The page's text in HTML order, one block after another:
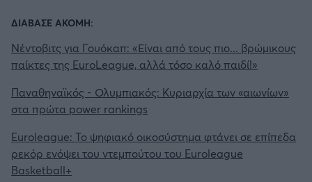
ΔΙΑΒΑΣΕ ΑΚΟΜΗ:
Νέντοβιτς για Γουόκαπ: «Είναι από τους πιο... βρώμικους
παίκτες της EuroLeague, αλλά τόσο καλό παιδί!»
Παναθηναϊκός - Ολυμπιακός: Κυριαρχία των «αιωνίων»
στα πρώτα power rankings
Euroleague: Το ψηφιακό οικοσύστημα φτάνει σε επίπεδα
ρεκόρ ενόψει του ντεμπούτου του Euroleague
Basketball+